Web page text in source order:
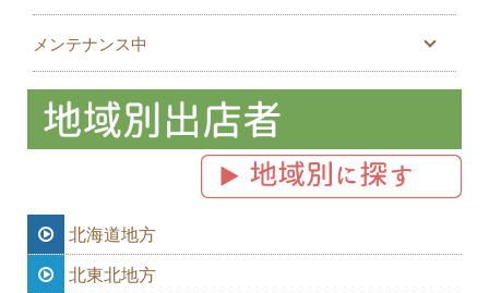
メンテナンス中
北海道地方
北東北地方